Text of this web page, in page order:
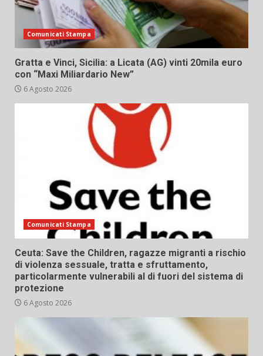
Comunicati Stampa
Gratta e Vinci, Sicilia: a Licata (AG) vinti 20mila euro
con “Maxi Miliardario New”
6 Agosto 2026
Comunicati Stampa
Ceuta: Save the Children, ragazze migranti a rischio
di violenza sessuale, tratta e sfruttamento,
particolarmente vulnerabili al di fuori del sistema di
protezione
6 Agosto 2026